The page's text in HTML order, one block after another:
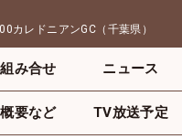
カレドニアンGC（千葉県）
組み合せ ニュース
概要など TV放送予定